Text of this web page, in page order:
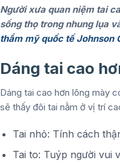
Người xưa quan niệm tai
sống thọ trong nhung lụa
thẩm mỹ quốc tế Johnson
Dáng tai cao
Dáng tai cao hơn lông mày
sẽ thấy đôi tai nằm ở vị trí
Tai nhỏ: Tính cách
Tai to: Tuýp người vui